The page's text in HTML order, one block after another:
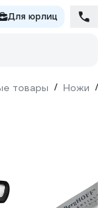
Для юрлиц
товары / Ножи /